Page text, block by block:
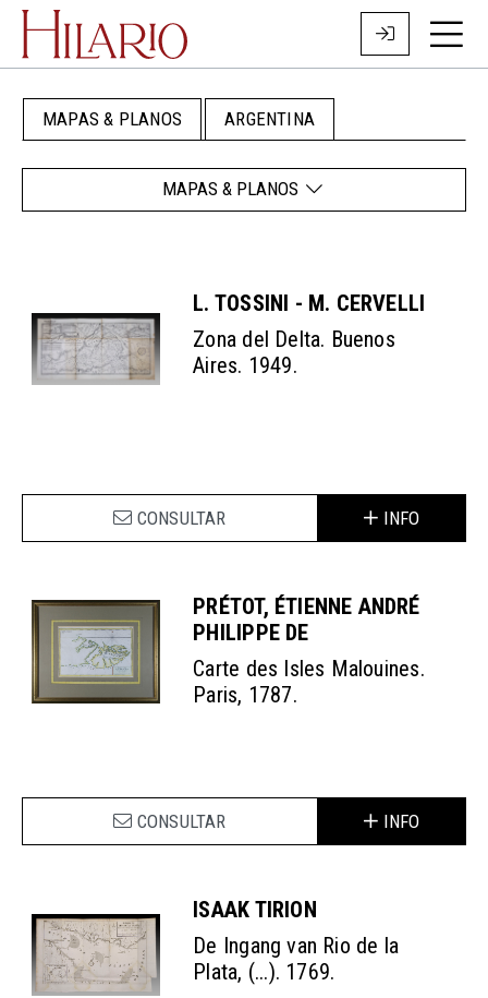
MAPAS & PLANOS ARGENTINA
MAPAS & PLANOS
L. TOSSINI - M. CERVELLI
Zona del Delta. Buenos
Aires. 1949.
CONSULTAR INFO
PRÉTOT, ÉTIENNE ANDRÉ
PHILIPPE DE
Carte des Isles Malouines.
Paris, 1787.
CONSULTAR INFO
ISAAK TIRION
De Ingang van Rio de la
Plata, (...). 1769.